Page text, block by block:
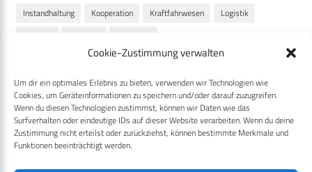
Cookie-Zustimmung verwalten
Um dir ein optimales Erlebnis zu bieten, verwenden wir Technologien wie
Cookies, um Geräteinformationen zu speichern und/oder darauf zuzugreifen.
Wenn du diesen Technologien zustimmst, können wir Daten wie das
Surfverhalten oder eindeutige IDs auf dieser Website verarbeiten. Wenn du deine
Zustimmung nicht erteilst oder zurückziehst, können bestimmte Merkmale und
Funktionen beeinträchtigt werden.
Instandhaltung
Kooperation Kraftfahrwesen
Logistik